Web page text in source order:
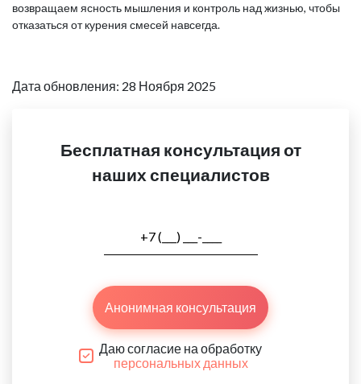
возвращаем ясность мышления и контроль над жизнью, чтобы
отказаться от курения смесей навсегда.
Дата обновления: 28 Ноября 2025
Бесплатная консультация от
наших специалистов
Анонимная консультация
Даю согласие на обработку
персональных данных